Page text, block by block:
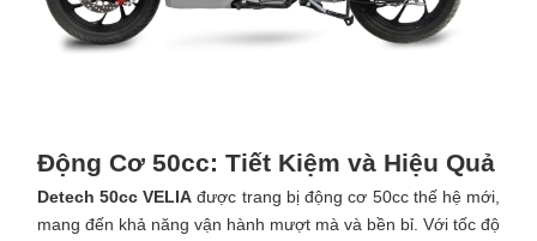
Động Cơ 50cc: Tiết Kiệm và Hiệu Quả
Detech 50cc VELIA được trang bị động cơ 50cc thế hệ mới,
mang đến khả năng vận hành mượt mà và bền bỉ. Với tốc độ